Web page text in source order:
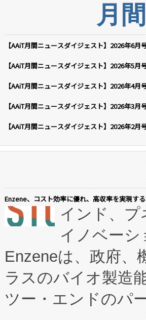
月
【AAiT月間ニュースダイジェスト】2026年6月
【AAiT月間ニュースダイジェスト】2026年5月
【AAiT月間ニュースダイジェスト】2026年4月
【AAiT月間ニュースダイジェスト】2026年3月
【AAiT月間ニュースダイジェスト】2026年2月
Enzene、コスト効率に優れ、高収率を実現す
インド、
イノベー
Enzeneは、政府、
ラスのバイオ製造
ツー・エンドのパ